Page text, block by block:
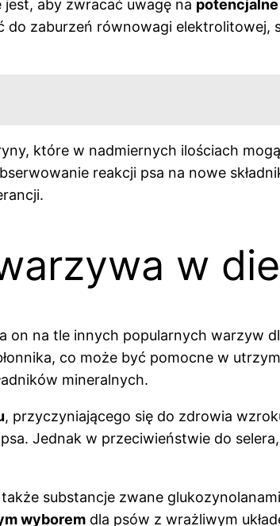
aby zwracać uwagę na
zaburzeń równowagi elektrolitowej,
które w nadmiernych ilościach
reakcji psa na nowe
w
na tle innych popularnych warzyw
co może być pomocne w
mineralnych.
, przyczyniającego się do zdrowia
Jednak w przeciwieństwie do
substancje zwane
wyborem dla psów z wrażliwym